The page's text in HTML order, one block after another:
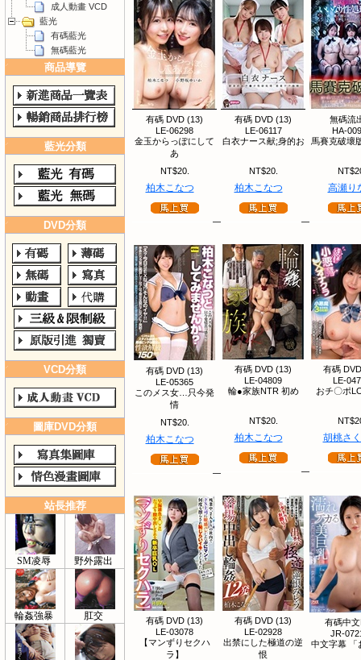
成人動畫 VCD
藍光
有碼藍光
無碼藍光
商品導覽
藍光分類
DVD分類
VCD分類
圖庫DVD分類
站長推荐
SM凌辱 野外露出
輪姦強暴 肛交
有碼 DVD (13)
LE-06298
金玉からっぽにして
あ
NT$20.
柏木こなつ
有碼 DVD (13)
LE-06117
白衣ナース献;身的お
NT$20.
柏木こなつ
無碼流
HA-
馬賽克破壞
高瀬り
有碼 DVD (13)
LE-05365
このメス女…只今発
情
NT$20.
柏木こなつ
有碼 DVD (13)
LE-04809
輪●家族NTR 初め
NT$20.
柏木こなつ
有碼
LE-
おチ〇ポ
胡桃さ
有碼 DVD (13)
LE-03078
【マンずりセクハ
ラ】
有碼 DVD (13)
LE-02928
出禁にした極道の逆
恨
有碼中
JR-
中文字幕 「